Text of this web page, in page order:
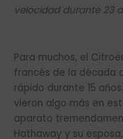
velocidad durante 23
Para muchos, el
francés de la década
rápido durante 15
vieron algo más en
aparato
Hathaway y su